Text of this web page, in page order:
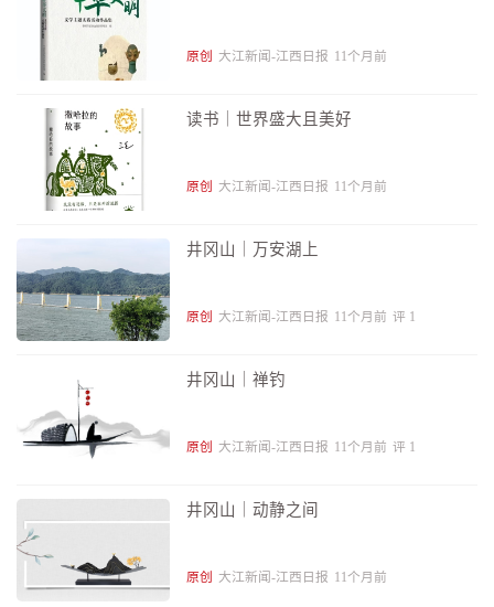
原创 大江新闻-江西日报 11个月前
读书｜世界盛大且美好
原创 大江新闻-江西日报 11个月前
井冈山｜万安湖上
原创 大江新闻-江西日报 11个月前 评 1
井冈山｜禅钓
原创 大江新闻-江西日报 11个月前 评 1
井冈山｜动静之间
原创 大江新闻-江西日报 11个月前